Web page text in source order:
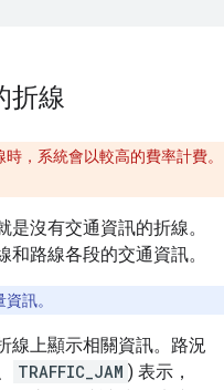
折線
，系統會以較高的費率計費。
沒有交通資訊的折線。
路線各段的交通資訊。
訊。
線上顯示相關資訊。路況
TRAFFIC_JAM ) 表示，